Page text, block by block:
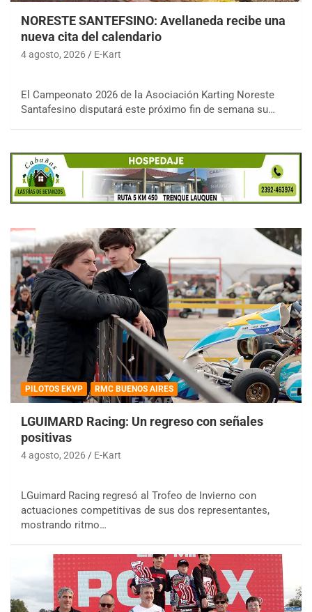
NORESTE SANTEFSINO: Avellaneda recibe una
nueva cita del calendario
4 agosto, 2026 E-Kart
El Campeonato 2026 de la Asociación Karting Noreste
Santafesino disputará este próximo fin de semana su…
PILOTOS EKVP RMC BUENOS AIRES
LGUIMARD Racing: Un regreso con señales
positivas
4 agosto, 2026 E-Kart
LGuimard Racing regresó al Trofeo de Invierno con
actuaciones competitivas de sus dos representantes,
mostrando ritmo…